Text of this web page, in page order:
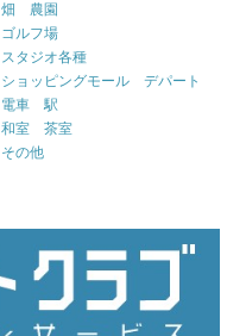
畑 農園
ゴルフ場
スタジオ各種
ショッピングモール デパート
電車 駅
和室 茶室
その他